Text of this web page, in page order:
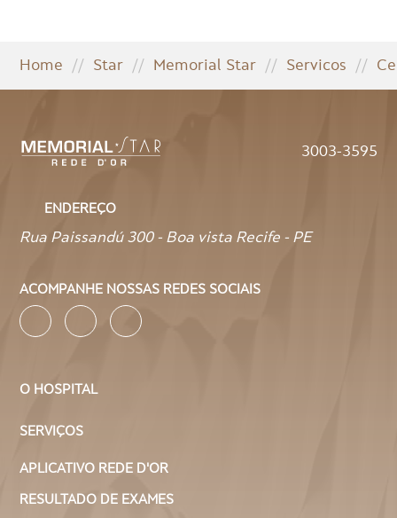
Home // Star // Memorial Star // Servicos //
3003-3595
ENDEREÇO
Rua Paissandú 300 - Boa vista Recife - PE
ACOMPANHE NOSSAS REDES SOCIAIS
O HOSPITAL
SERVIÇOS
APLICATIVO REDE D'OR
RESULTADO DE EXAMES